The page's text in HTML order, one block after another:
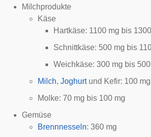
Milchprodukte
Käse
Hartkäse: 1100 mg bis
Schnittkäse: 500 mg bis
Weichkäse: 300 mg bis
Milch, Joghurtund Kefir: 100
Molke: 70 mg bis 100 mg
Gemüse
Brennnesseln: 360 mg